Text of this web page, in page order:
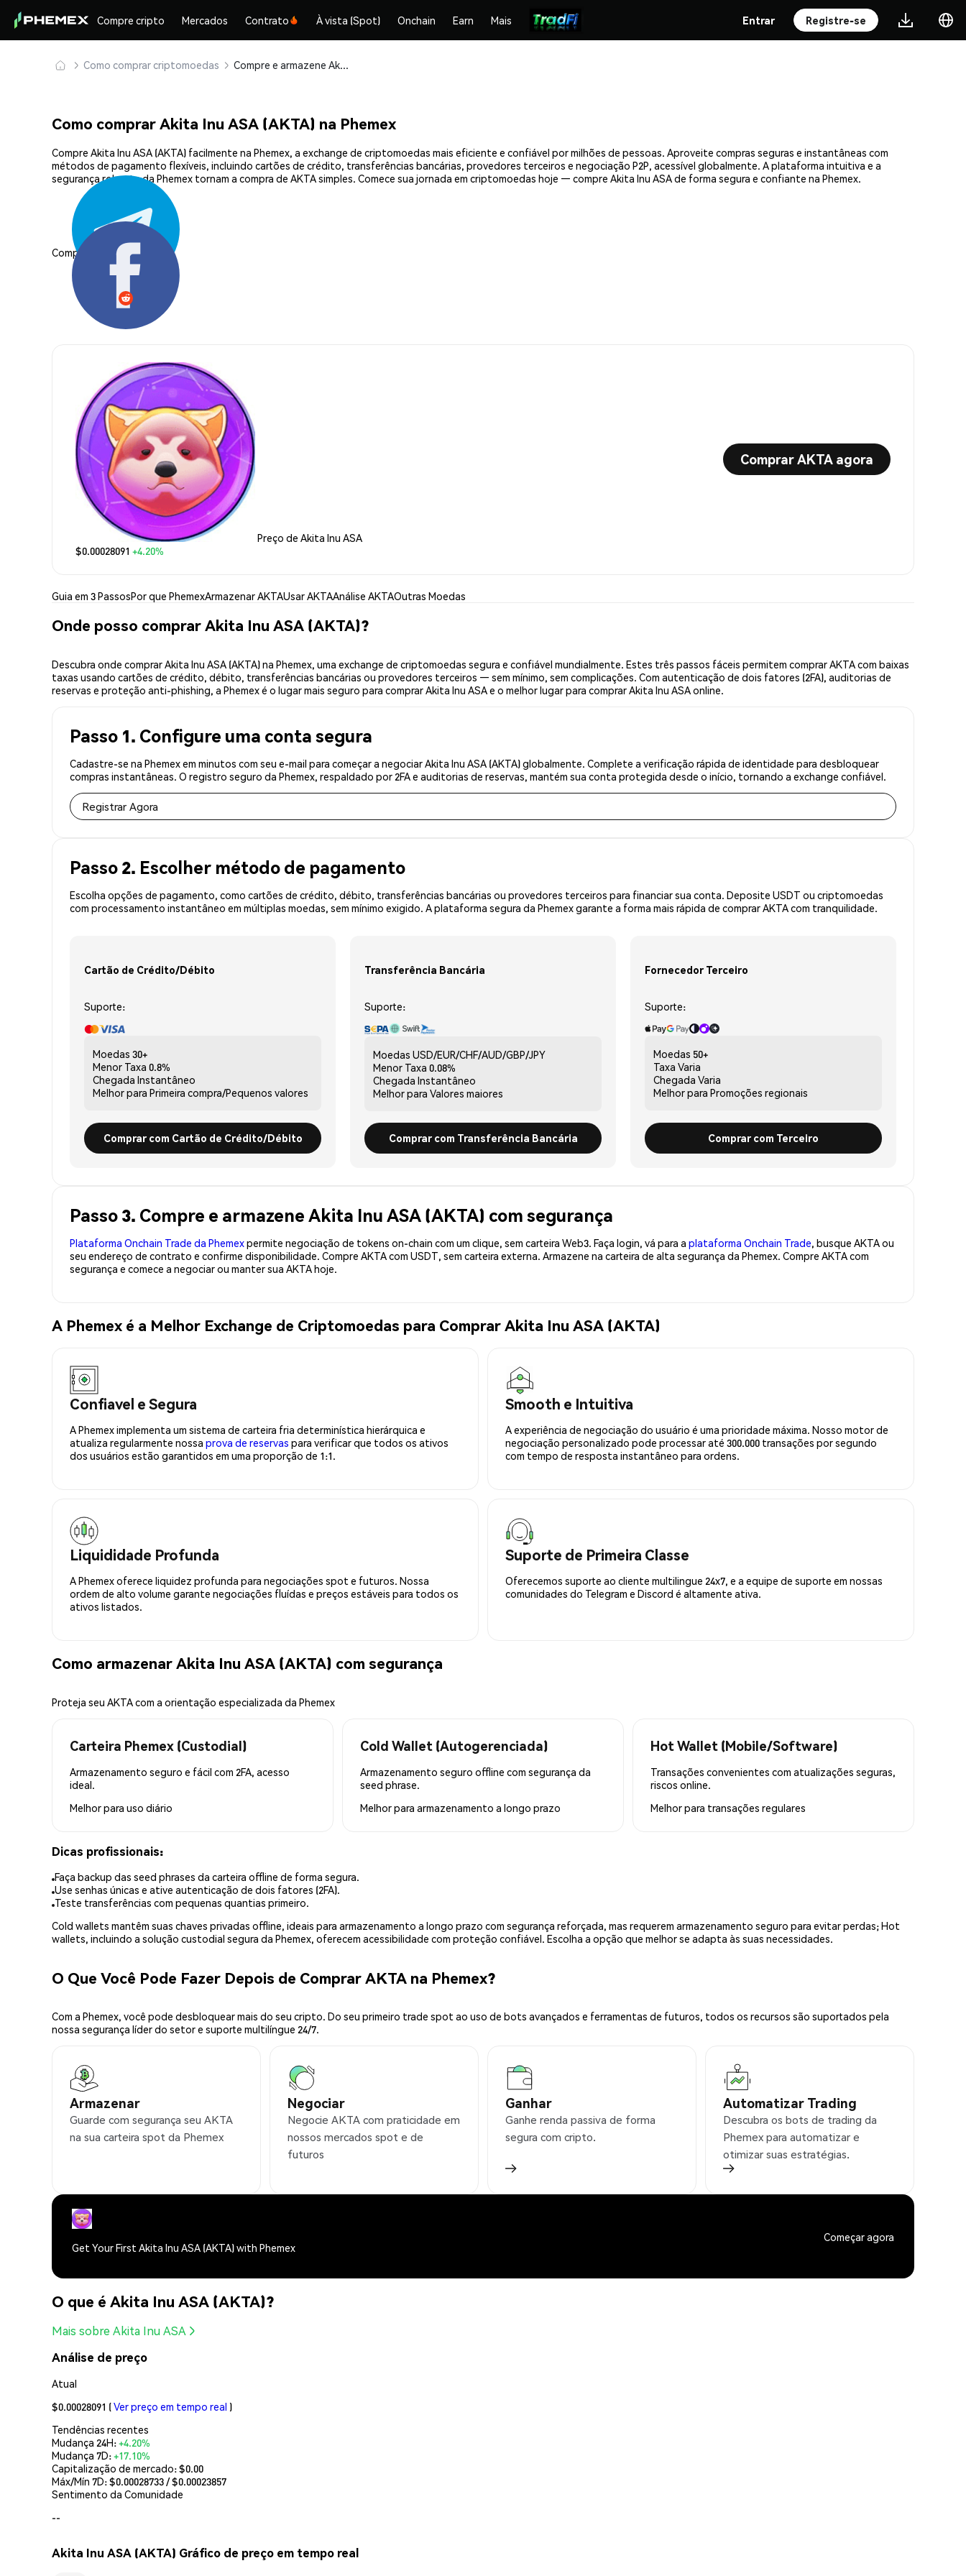
Compre cripto Mercados Contrato À vista (Spot) Onchain Earn Mais Entrar Registre-se
Como comprar criptomoedas Compre e armazene Akita Inu ASA (AKTA) com segurança
Como comprar Akita Inu ASA (AKTA) na Phemex
Compre Akita Inu ASA (AKTA) facilmente na Phemex, a exchange de criptomoedas mais eficiente e confiável por milhões de pessoas. Aproveite compras seguras e instantâneas com
métodos de pagamento flexíveis, incluindo cartões de crédito, transferências bancárias, provedores terceiros e negociação P2P, acessível globalmente. A plataforma intuitiva e a
segurança robusta da Phemex tornam a compra de AKTA simples. Comece sua jornada em criptomoedas hoje — compre Akita Inu ASA de forma segura e confiante na Phemex.
Compartilhar:
Preço de Akita Inu ASA
$0.00028091 +4.20%
Comprar AKTA agora
Guia em 3 PassosPor que PhemexArmazenar AKTAUsar AKTAAnálise AKTAOutras Moedas
Onde posso comprar Akita Inu ASA (AKTA)?
Descubra onde comprar Akita Inu ASA (AKTA) na Phemex, uma exchange de criptomoedas segura e confiável mundialmente. Estes três passos fáceis permitem comprar AKTA com baixas
taxas usando cartões de crédito, débito, transferências bancárias ou provedores terceiros — sem mínimo, sem complicações. Com autenticação de dois fatores (2FA), auditorias de
reservas e proteção anti-phishing, a Phemex é o lugar mais seguro para comprar Akita Inu ASA e o melhor lugar para comprar Akita Inu ASA online.
Passo 1. Configure uma conta segura
Cadastre-se na Phemex em minutos com seu e-mail para começar a negociar Akita Inu ASA (AKTA) globalmente. Complete a verificação rápida de identidade para desbloquear
compras instantâneas. O registro seguro da Phemex, respaldado por 2FA e auditorias de reservas, mantém sua conta protegida desde o início, tornando a exchange confiável.
Registrar Agora
Passo 2. Escolher método de pagamento
Escolha opções de pagamento, como cartões de crédito, débito, transferências bancárias ou provedores terceiros para financiar sua conta. Deposite USDT ou criptomoedas
com processamento instantâneo em múltiplas moedas, sem mínimo exigido. A plataforma segura da Phemex garante a forma mais rápida de comprar AKTA com tranquilidade.
Cartão de Crédito/Débito
Suporte:
Moedas 30+
Menor Taxa 0.8%
Chegada Instantâneo
Melhor para Primeira compra/Pequenos valores
Comprar com Cartão de Crédito/Débito
Transferência Bancária
Suporte:
Moedas USD/EUR/CHF/AUD/GBP/JPY
Menor Taxa 0.08%
Chegada Instantâneo
Melhor para Valores maiores
Comprar com Transferência Bancária
Fornecedor Terceiro
Suporte:
Moedas 50+
Taxa Varia
Chegada Varia
Melhor para Promoções regionais
Comprar com Terceiro
Passo 3. Compre e armazene Akita Inu ASA (AKTA) com segurança
Plataforma Onchain Trade da Phemexpermite negociação de tokens on-chain com um clique, sem carteira Web3. Faça login, vá para a plataforma Onchain Trade, busque AKTA ou
seu endereço de contrato e confirme disponibilidade. Compre AKTA com USDT, sem carteira externa. Armazene na carteira de alta segurança da Phemex. Compre AKTA com
segurança e comece a negociar ou manter sua AKTA hoje.
A Phemex é a Melhor Exchange de Criptomoedas para Comprar Akita Inu ASA (AKTA)
Confiavel e Segura
A Phemex implementa um sistema de carteira fria determinística hierárquica e
atualiza regularmente nossa prova de reservas para verificar que todos os ativos
dos usuários estão garantidos em uma proporção de 1:1.
Smooth e Intuitiva
A experiência de negociação do usuário é uma prioridade máxima. Nosso motor de
negociação personalizado pode processar até 300.000 transações por segundo
com tempo de resposta instantâneo para ordens.
Liquididade Profunda
A Phemex oferece liquidez profunda para negociações spot e futuros. Nossa
ordem de alto volume garante negociações fluídas e preços estáveis para todos os
ativos listados.
Suporte de Primeira Classe
Oferecemos suporte ao cliente multilingue 24x7, e a equipe de suporte em nossas
comunidades do Telegram e Discord é altamente ativa.
Como armazenar Akita Inu ASA (AKTA) com segurança
Proteja seu AKTA com a orientação especializada da Phemex
Carteira Phemex (Custodial)
Armazenamento seguro e fácil com 2FA, acesso
ideal.
Melhor para uso diário
Cold Wallet (Autogerenciada)
Armazenamento seguro offline com segurança da
seed phrase.
Melhor para armazenamento a longo prazo
Hot Wallet (Mobile/Software)
Transações convenientes com atualizações seguras,
riscos online.
Melhor para transações regulares
Dicas profissionais:
Faça backup das seed phrases da carteira offline de forma segura.
Use senhas únicas e ative autenticação de dois fatores (2FA).
Teste transferências com pequenas quantias primeiro.
Cold wallets mantêm suas chaves privadas offline, ideais para armazenamento a longo prazo com segurança reforçada, mas requerem armazenamento seguro para evitar perdas; Hot
wallets, incluindo a solução custodial segura da Phemex, oferecem acessibilidade com proteção confiável. Escolha a opção que melhor se adapta às suas necessidades.
O Que Você Pode Fazer Depois de Comprar AKTA na Phemex?
Com a Phemex, você pode desbloquear mais do seu cripto. Do seu primeiro trade spot ao uso de bots avançados e ferramentas de futuros, todos os recursos são suportados pela
nossa segurança líder do setor e suporte multilíngue 24/7.
Armazenar
Guarde com segurança seu AKTA
na sua carteira spot da Phemex
Negociar
Negocie AKTA com praticidade em
nossos mercados spot e de
futuros
Ganhar
Ganhe renda passiva de forma
segura com cripto.
Automatizar Trading
Descubra os bots de trading da
Phemex para automatizar e
otimizar suas estratégias.
Get Your First Akita Inu ASA (AKTA) with Phemex
Começar agora
O que é Akita Inu ASA (AKTA)?
Mais sobre Akita Inu ASA
Análise de preço
Atual
$0.00028091 (Ver preço em tempo real )
Tendências recentes
Mudança 24H:+4.20%
Mudança 7D:+17.10%
Capitalização de mercado:$0.00
Máx/Mín 7D: $0.00028733/ $0.00023857
Sentimento da Comunidade
--
Akita Inu ASA (AKTA) Gráfico de preço em tempo real